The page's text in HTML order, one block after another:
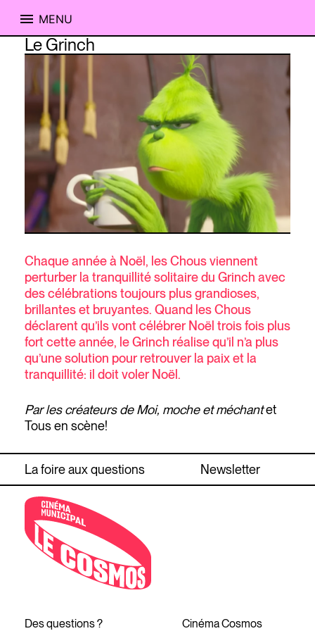
content
MENU
Le Grinch
Chaque année à Noël, les Chous viennent
perturber la tranquillité solitaire du Grinch avec
des célébrations toujours plus grandioses,
brillantes et bruyantes. Quand les Chous
déclarent qu’ils vont célébrer Noël trois fois plus
fort cette année, le Grinch réalise qu’il n’a plus
qu’une solution pour retrouver la paix et la
tranquillité: il doit voler Noël.
Par les créateurs de Moi, moche et méchantet
Tous en scène!
La foire aux questions Newsletter
Des questions ? Cinéma Cosmos